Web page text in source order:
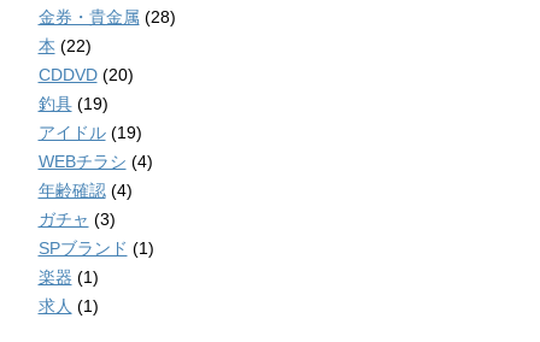
金券・貴金属 (28)
本 (22)
CDDVD(20)
釣具(19)
アイドル(19)
WEBチラシ (4)
年齢確認(4)
ガチャ (3)
SPブランド (1)
楽器 (1)
求人 (1)